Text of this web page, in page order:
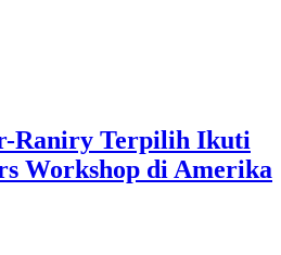
Raniry Terpilih Ikuti
Workshop di Amerika